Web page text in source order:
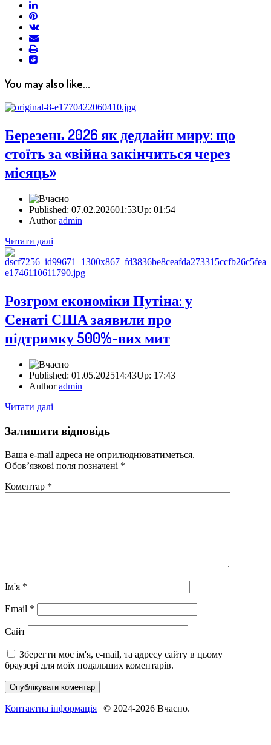
linkedin
pinterest
vkontakte
email
print
reddit
reddit
You may also like...
Березень 2026 як дедлайн миру: що
стоїть за «війна закінчиться через
місяць»
Published: 07.02.202601:53Up: 01:54
Authoradmin
Читати далі
Розгром економіки Путіна: у
Сенаті США заявили про
підтримку 500%-вих мит
Published: 01.05.202514:43Up: 17:43
Authoradmin
Читати далі
Залишити відповідь
Ваша e-mail адреса не оприлюднюватиметься.
Обов’язкові поля позначені *
Коментар *
Ім'я *
Email *
Сайт
Зберегти моє ім'я, e-mail, та адресу сайту в цьому
браузері для моїх подальших коментарів.
Контактна інформація | © 2024-2026 Вчасно.